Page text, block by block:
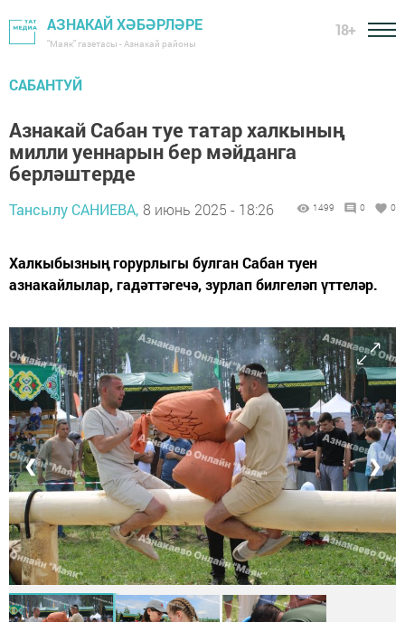
АЗНАКАЙ ХӘБӘРЛӘРЕ
"Маяк" газетасы - Азнакай районы
18+
САБАНТУЙ
Азнакай Сабан туе татар халкының
милли уеннарын бер мәйданга
берләштерде
Тансылу САНИЕВА, 8 июнь 2025 - 18:26 1499 0 0
Халкыбызның горурлыгы булган Сабан туен
азнакайлылар, гадәттәгечә, зурлап билгеләп үттеләр.
❮ ❯